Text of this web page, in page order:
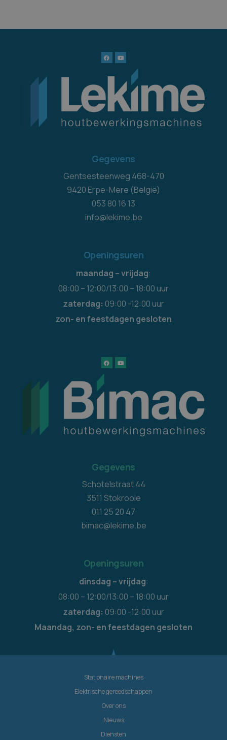
Gegevens
Gentsesteenweg 468-470
9420 Erpe-Mere (België)
053 80 16 13
info@lekime.be
Openingsuren
maandag – vrijdag:
08:00 – 12:00/13:00 – 18:00 uur
zaterdag: 09:00 -12:00 uur
zon- en feestdagen gesloten
Gegevens
Schotelstraat 44
3511 Stokrooie
011 25 20 47
bimac@lekime.be
Openingsuren
dinsdag – vrijdag:
08:00 – 12:00/13:00 – 18:00 uur
zaterdag: 09:00 -12:00 uur
Maandag, zon- en feestdagen gesloten
Stationaire machines
Elektrische gereedschappen
Over ons
Nieuws
Diensten